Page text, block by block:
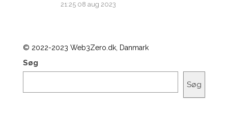
21:25 08 aug 2023
© 2022-2023 Web3Zero.dk, Danmark
Søg
Søg